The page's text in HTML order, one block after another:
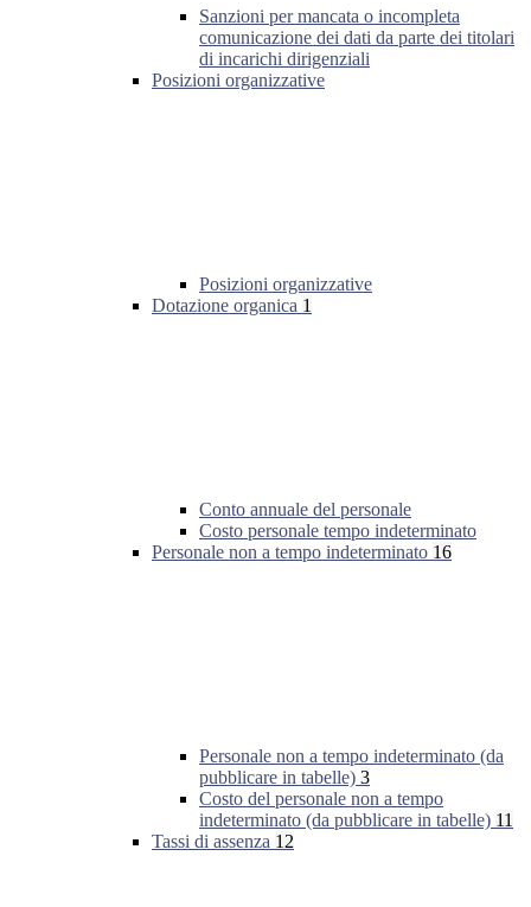
Sanzioni per mancata o incompleta
comunicazione dei dati da parte dei titolari
di incarichi dirigenziali
Posizioni organizzative
Posizioni organizzative
Dotazione organica 1
Conto annuale del personale
Costo personale tempo indeterminato
Personale non a tempo indeterminato 16
Personale non a tempo indeterminato (da
pubblicare in tabelle) 3
Costo del personale non a tempo
indeterminato (da pubblicare in tabelle) 11
Tassi di assenza 12